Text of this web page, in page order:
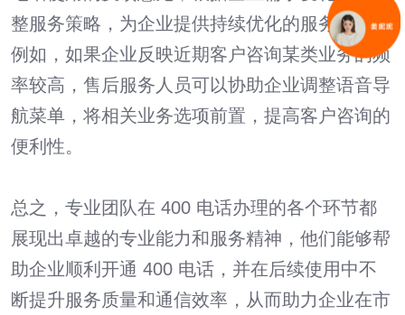
整服务策略，为企业提供持续优化的服务体验。
例如，如果企业反映近期客户咨询某类业务的频
率较高，售后服务人员可以协助企业调整语音导
航菜单，将相关业务选项前置，提高客户咨询的
便利性。
总之，专业团队在 400 电话办理的各个环节都
展现出卓越的专业能力和服务精神，他们能够帮
助企业顺利开通 400 电话，并在后续使用中不
断提升服务质量和通信效率，从而助力企业在市